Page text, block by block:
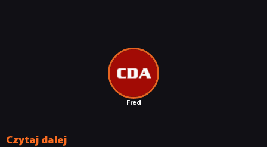
SKLEP
Fred
Czytaj dalej